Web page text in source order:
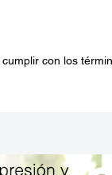
con los